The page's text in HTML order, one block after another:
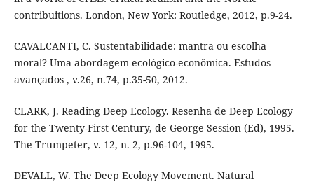
contribuitions. London, New York: Routledge, 2012, p.9-24.
CAVALCANTI, C. Sustentabilidade: mantra ou escolha
moral? Uma abordagem ecológico-econômica. Estudos
avançados , v.26, n.74, p.35-50, 2012.
CLARK, J. Reading Deep Ecology. Resenha de Deep Ecology
for the Twenty-First Century, de George Session (Ed), 1995.
The Trumpeter, v. 12, n. 2, p.96-104, 1995.
DEVALL, W. The Deep Ecology Movement. Natural